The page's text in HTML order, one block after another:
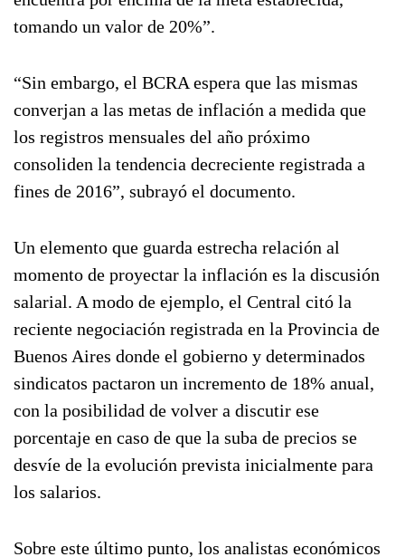
tomando un valor de 20%”.
“Sin embargo, el BCRA espera que las mismas
converjan a las metas de inflación a medida que
los registros mensuales del año próximo
consoliden la tendencia decreciente registrada a
fines de 2016”, subrayó el documento.
Un elemento que guarda estrecha relación al
momento de proyectar la inflación es la discusión
salarial. A modo de ejemplo, el Central citó la
reciente negociación registrada en la Provincia de
Buenos Aires donde el gobierno y determinados
sindicatos pactaron un incremento de 18% anual,
con la posibilidad de volver a discutir ese
porcentaje en caso de que la suba de precios se
desvíe de la evolución prevista inicialmente para
los salarios.
Sobre este último punto, los analistas económicos